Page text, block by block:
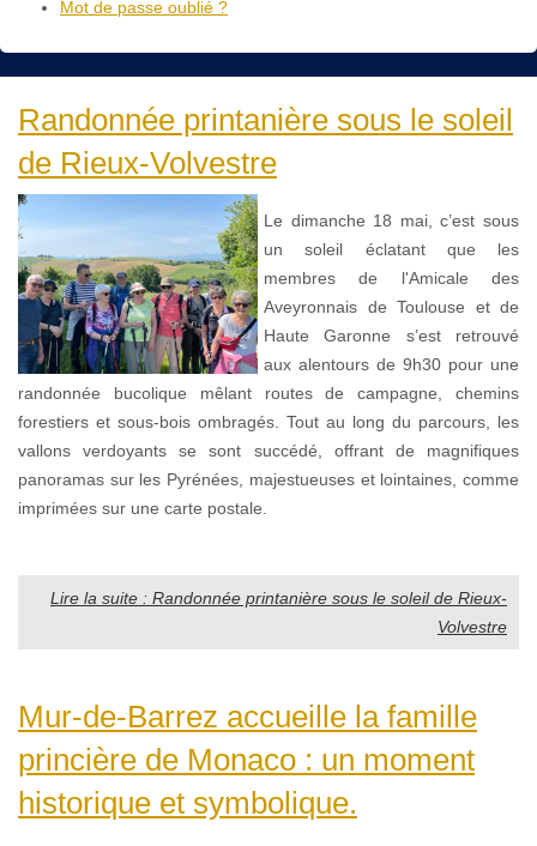
Mot de passe oublié ?
Randonnée printanière sous le soleil
de Rieux-Volvestre
Le dimanche 18 mai, c’est sous
un soleil éclatant que les
membres de l'Amicale des
Aveyronnais de Toulouse et de
Haute Garonne s’est retrouvé
aux alentours de 9h30 pour une
randonnée bucolique mêlant routes de campagne, chemins
forestiers et sous-bois ombragés. Tout au long du parcours, les
vallons verdoyants se sont succédé, offrant de magnifiques
panoramas sur les Pyrénées, majestueuses et lointaines, comme
imprimées sur une carte postale.
Lire la suite : Randonnée printanière sous le soleil de Rieux-
Volvestre
Mur-de-Barrez accueille la famille
princière de Monaco : un moment
historique et symbolique.